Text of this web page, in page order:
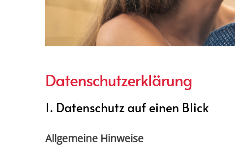
Datenschutzerklärung
1. Datenschutz auf einen Blick
Allgemeine Hinweise